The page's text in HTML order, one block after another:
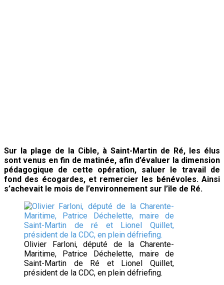
Sur la plage de la Cible, à Saint-Martin de Ré, les élus
sont venus en fin de matinée, afin d’évaluer la dimension
pédagogique de cette opération, saluer le travail de
fond des écogardes, et remercier les bénévoles. Ainsi
s’achevait le mois de l’environnement sur l’île de Ré.
Olivier Farloni, député de la Charente-
Maritime, Patrice Déchelette, maire de
Saint-Martin de Ré et Lionel Quillet,
président de la CDC, en plein défriefing.